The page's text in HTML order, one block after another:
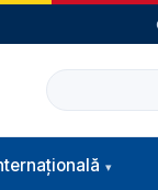
Caută